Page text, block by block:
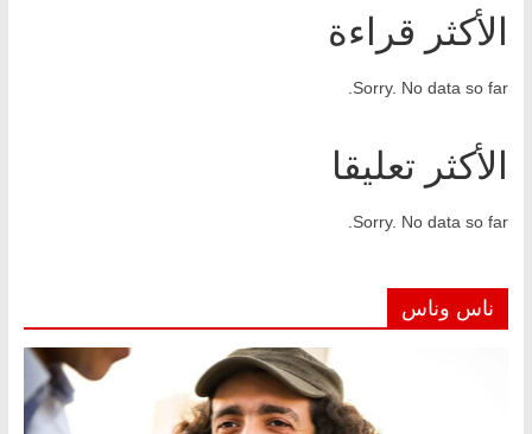
الأكثر قراءة
Sorry. No data so far.
الأكثر تعليقا
Sorry. No data so far.
ناس وناس